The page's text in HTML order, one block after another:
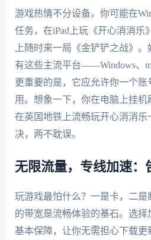
游戏热情不分设备。你可能在
任务，在iPad上玩《开心消消乐
上随时来一局《金铲铲之战》
有这些主流平台——Windows、
更重要的是，它应允许你一个
用。想象一下，你在电脑上挂
在英国地铁上流畅玩开心消消
决，两不耽误。
无限流量，专线加速：
玩游戏最怕什么？一是卡，二是
的带宽是流畅体验的基石。选
基本保障，让你无需担心下载更